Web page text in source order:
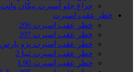
چراغ جلو اسپرت پیکان وانت
خطر عقب اسپرت
خطر عقب اسپرت 206
خطر عقب اسپرت 207
خطر عقب اسپرت پژو پارس
خطر عقب اسپرت تیبا 2
خطر عقب اسپرت L90